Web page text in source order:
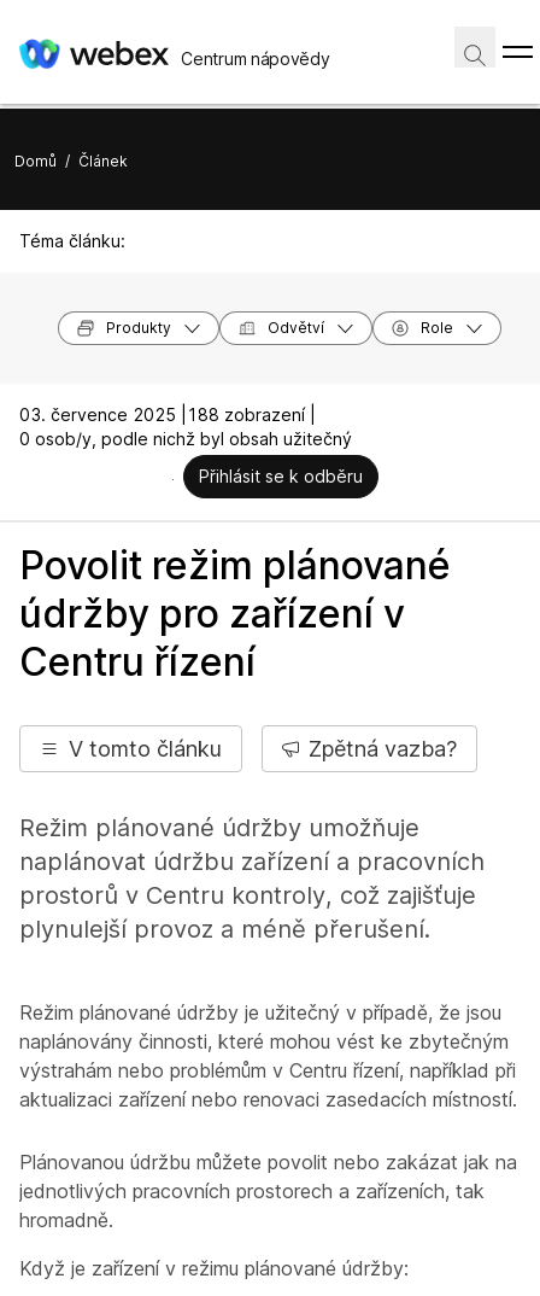
Centrum nápovědy
Domů / Článek
Téma článku:
Produkty Odvětví Role
03. července 2025 |
188 zobrazení |
0 osob/y, podle nichž byl obsah užitečný
Přihlásit se k odběru
Povolit režim plánované
údržby pro zařízení v
Centru řízení
V tomto článku Zpětná vazba?
Režim plánované údržby umožňuje
naplánovat údržbu zařízení a pracovních
prostorů v Centru kontroly, což zajišťuje
plynulejší provoz a méně přerušení.
Režim plánované údržby je užitečný v případě, že jsou
naplánovány činnosti, které mohou vést ke zbytečným
výstrahám nebo problémům v Centru řízení, například při
aktualizaci zařízení nebo renovaci zasedacích místností.
Plánovanou údržbu můžete povolit nebo zakázat jak na
jednotlivých pracovních prostorech a zařízeních, tak
hromadně.
Když je zařízení v režimu plánované údržby: